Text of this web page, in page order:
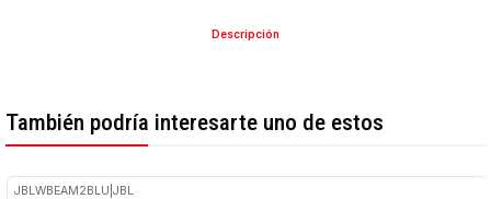
Descripción
También podría interesarte uno de estos
JBLWBEAM2BLU |JBL